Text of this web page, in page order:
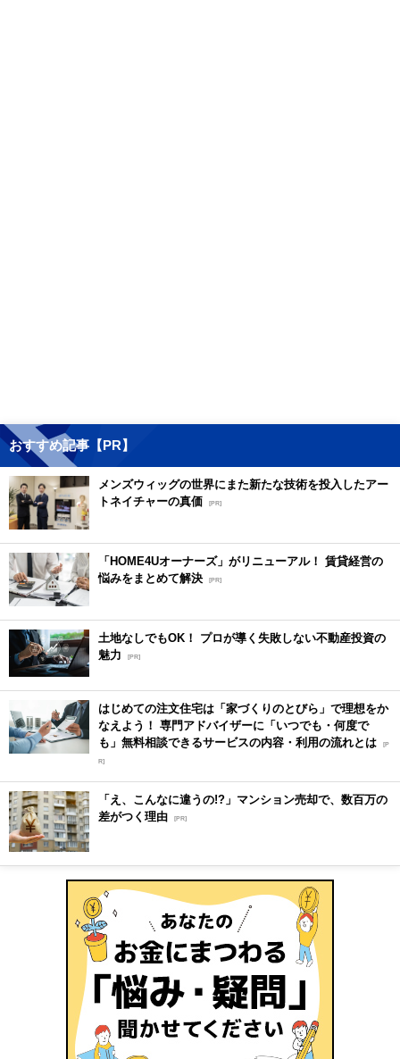
おすすめ記事【PR】
メンズウィッグの世界にまた新たな技術を投入したアー
トネイチャーの真価
[PR]
「HOME4Uオーナーズ」がリニューアル！ 賃貸経営の
悩みをまとめて解決 [PR]
土地なしでもOK！ プロが導く失敗しない不動産投資の
魅力
[PR]
はじめての注文住宅は「家づくりのとびら」で理想をか
なえよう！ 専門アドバイザーに「いつでも・何度で
も」無料相談できるサービスの内容・利用の流れとは [P
R]
「え、こんなに違うの!?」マンション売却で、数百万の
差がつく理由 [PR]